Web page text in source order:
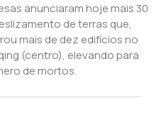
anunciaram hoje mais 30
de terras que,
mais de dez edifícios no
(centro), elevando para
de mortos.